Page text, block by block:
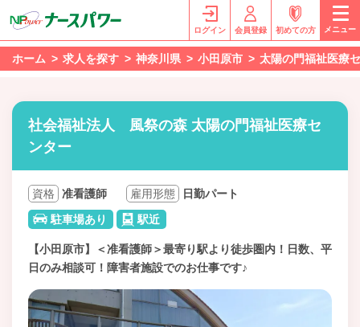
ログイン 会員登録 初めての方 メニュー
ホーム 求人を探す 神奈川県 小田原市 太陽の門福祉医療
社会福祉法人 風祭の森 太陽の門福祉医療セ
ンター
資格 准看護師 雇用形態
日勤パート
駐車場あり
駅近
【小田原市】＜准看護師＞最寄り駅より徒歩圏内！日数、平
日のみ相談可！障害者施設でのお仕事です♪